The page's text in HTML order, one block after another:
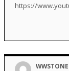
https://
WWSTONE